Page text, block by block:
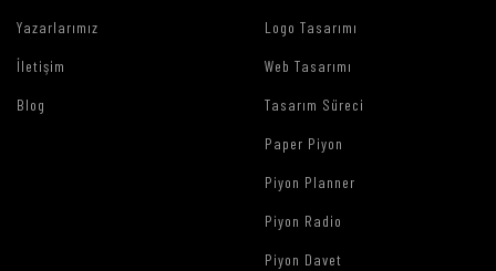
Yazarlarımız
İletişim
Blog
Logo Tasarımı
Web Tasarımı
Tasarım Süreci
Paper Piyon
Piyon Planner
Piyon Radio
Piyon Davet